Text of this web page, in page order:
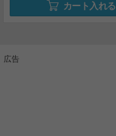
カート入れる
広告